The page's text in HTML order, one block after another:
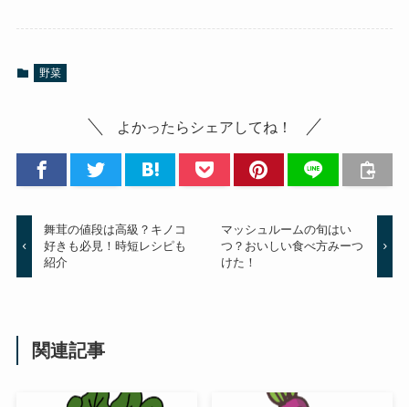
野菜
よかったらシェアしてね！
舞茸の値段は高級？キノコ
好きも必見！時短レシピも
紹介
マッシュルームの旬はい
つ？おいしい食べ方みーつ
けた！
関連記事